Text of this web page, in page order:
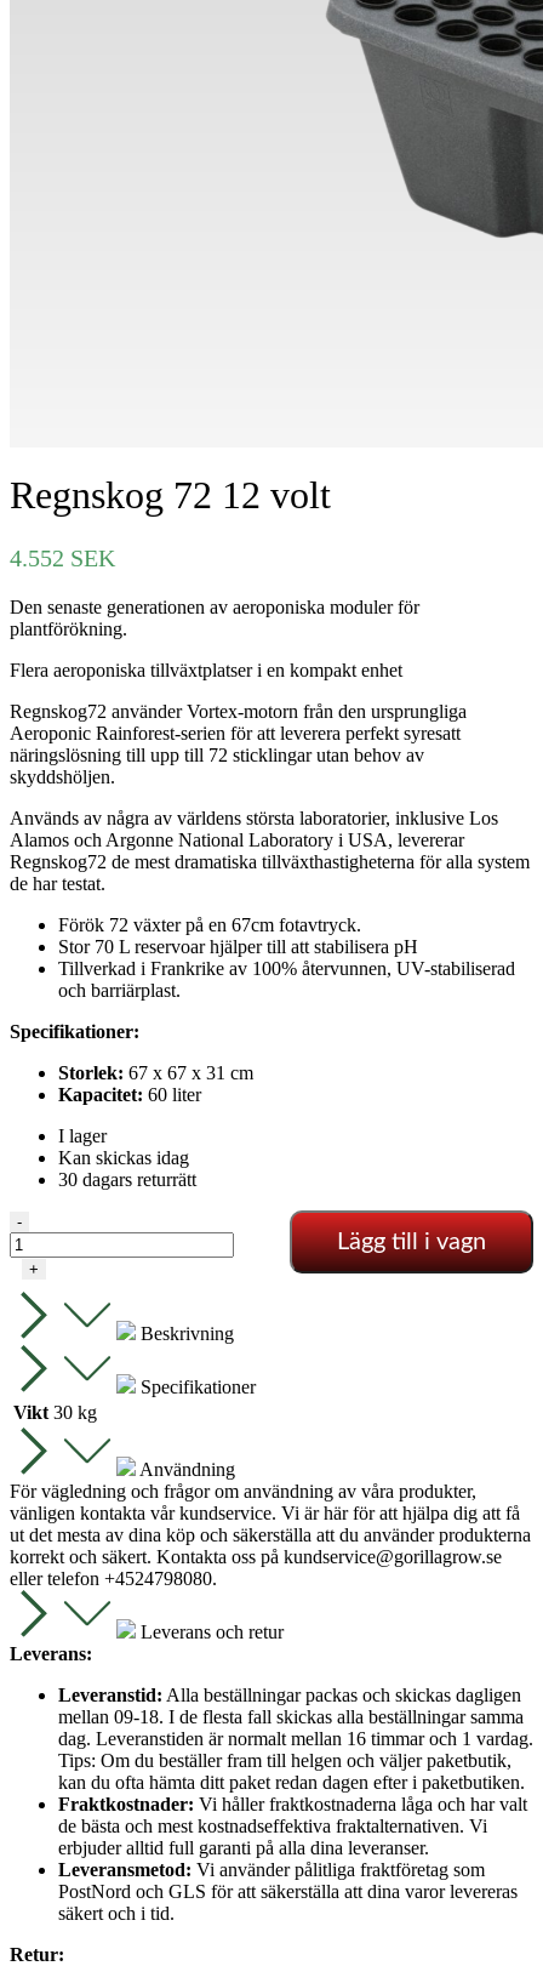
Regnskog 72 12 volt
4.552 SEK
Den senaste generationen av aeroponiska moduler för
plantförökning.
Flera aeroponiska tillväxtplatser i en kompakt enhet
Regnskog72 använder Vortex-motorn från den ursprungliga
Aeroponic Rainforest-serien för att leverera perfekt syresatt
näringslösning till upp till 72 sticklingar utan behov av
skyddshöljen.
Används av några av världens största laboratorier, inklusive Los
Alamos och Argonne National Laboratory i USA, levererar
Regnskog72 de mest dramatiska tillväxthastigheterna för alla system
de har testat.
Förök 72 växter på en 67cm fotavtryck.
Stor 70 L reservoar hjälper till att stabilisera pH
Tillverkad i Frankrike av 100% återvunnen, UV-stabiliserad
och barriärplast.
Specifikationer:
Storlek: 67 x 67 x 31 cm
Kapacitet: 60 liter
I lager
Kan skickas idag
30 dagars returrätt
Regnskog
72
12
mängd
-
+
Lägg till i vagn
Beskrivning
Specifikationer
Vikt 30 kg
Användning
För vägledning och frågor om användning av våra produkter,
vänligen kontakta vår kundservice. Vi är här för att hjälpa dig att få
ut det mesta av dina köp och säkerställa att du använder produkterna
korrekt och säkert. Kontakta oss på kundservice@gorillagrow.se
eller telefon +4524798080.
Leverans och retur
Leverans:
Leveranstid: Alla beställningar packas och skickas dagligen
mellan 09-18. I de flesta fall skickas alla beställningar samma
dag. Leveranstiden är normalt mellan 16 timmar och 1 vardag.
Tips: Om du beställer fram till helgen och väljer paketbutik,
kan du ofta hämta ditt paket redan dagen efter i paketbutiken.
Fraktkostnader: Vi håller fraktkostnaderna låga och har valt
de bästa och mest kostnadseffektiva fraktalternativen. Vi
erbjuder alltid full garanti på alla dina leveranser.
Leveransmetod: Vi använder pålitliga fraktföretag som
PostNord och GLS för att säkerställa att dina varor levereras
säkert och i tid.
Retur: